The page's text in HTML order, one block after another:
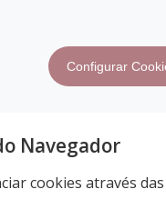
Configurar
Navegador
cookies através